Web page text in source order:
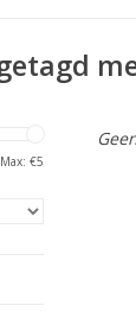
Max: €5